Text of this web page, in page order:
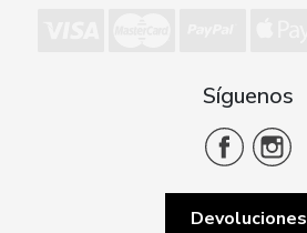
Síguenos
Devoluciones